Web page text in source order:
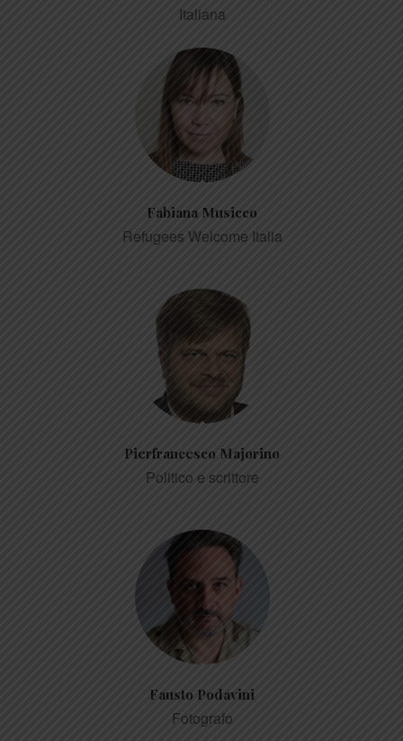
Italiana
Fabiana Musicco
Refugees Welcome Italia
Pierfrancesco Majorino
Politico e scrittore
Fausto Podavini
Fotografo